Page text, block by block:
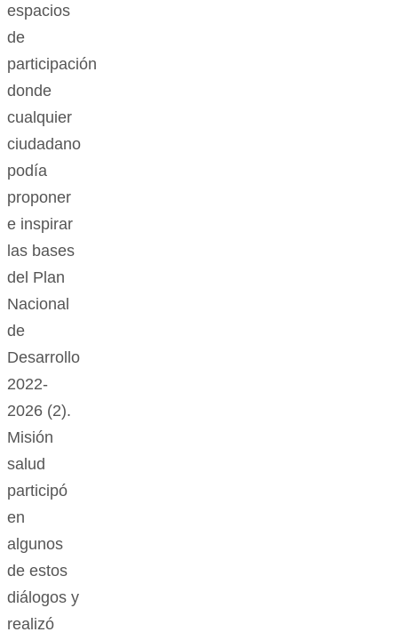
espacios
de
participación
donde
cualquier
ciudadano
podía
proponer
e inspirar
las bases
del Plan
Nacional
de
Desarrollo
2022-
2026 (2).
Misión
salud
participó
en
algunos
de estos
diálogos y
realizó